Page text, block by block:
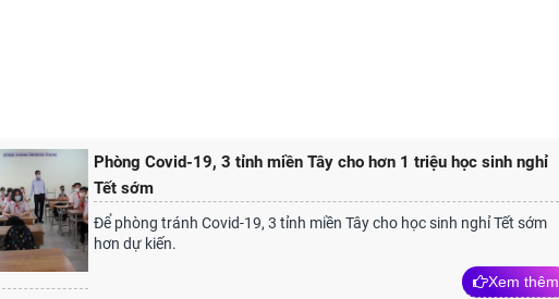
Phòng Covid-19, 3 tỉnh miền Tây cho hơn 1 triệu học sinh nghỉ
Tết sớm
Để phòng tránh Covid-19, 3 tỉnh miền Tây cho học sinh nghỉ Tết sớm
hơn dự kiến.
Xem thêm